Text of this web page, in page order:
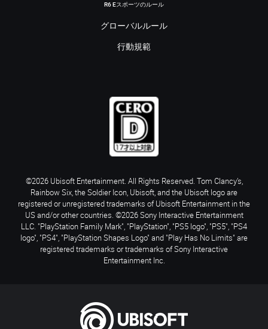
R6 Eスポーツのルール
グローバルルール
行動規範
©2026 Ubisoft Entertainment. All Rights Reserved. Tom Clancy’s,
Rainbow Six, the Soldier Icon, Ubisoft, and the Ubisoft logo are
registered or unregistered trademarks of Ubisoft Entertainment in the
US and/or other countries. ©2026 Sony Interactive Entertainment
LLC. "PlayStation Family Mark", "PlayStation", "PS5 logo", "PS5", "PS4
logo", "PS4", "PlayStation Shapes Logo" and "Play Has No Limits" are
registered trademarks or trademarks of Sony Interactive
Entertainment Inc.